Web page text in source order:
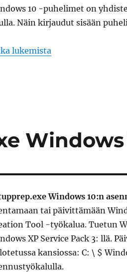
10 -puhelimet on
Näin kirjaudut sisään
lukemista”synkronoi
Windows
Windows 10:n
tai päivittämään
Tool -työkalua. Tuetun
XP Service Pack 3: llä.
kansiossa: C: \ $